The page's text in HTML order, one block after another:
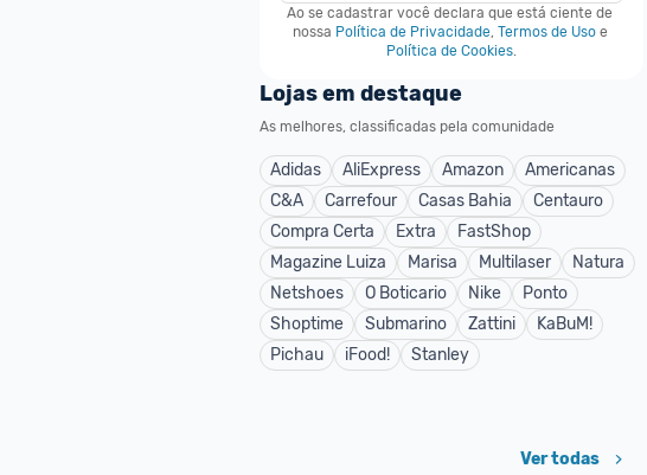
Ao se cadastrar você declara que está ciente de
nossa Política de Privacidade, Termos de Uso e
Política de Cookies.
Lojas em destaque
As melhores, classificadas pela comunidade
Adidas AliExpress Amazon
Americanas
C&A
Carrefour Casas Bahia
Centauro
Compra Certa
Extra
FastShop
Magazine Luiza
Marisa Multilaser
Natura
Netshoes
O Boticario Nike
Ponto
Shoptime
Submarino Zattini
KaBuM!
Pichau
iFood! Stanley
Ver todas